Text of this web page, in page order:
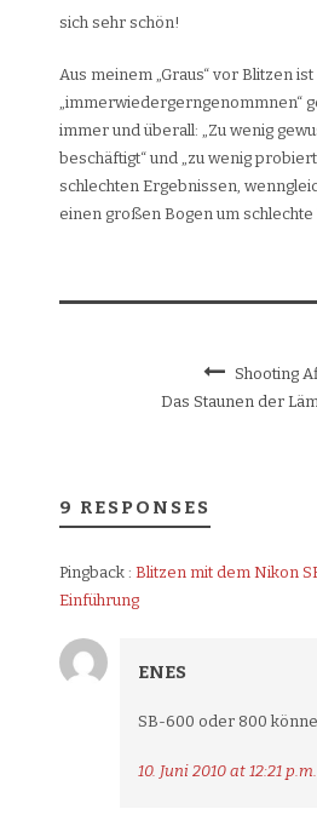
sich sehr schön!
Aus meinem „Graus“ vor Blitzen
„immerwiedergerngenommnen“
immer und überall: „Zu wenig
beschäftigt“ und „zu wenig
schlechten Ergebnissen,
einen großen Bogen um
Shooting
Das Staunen der
9 RESPONSES
Pingback : Blitzen mit dem Nikon
Einführung
ENES
SB-600 oder 800
10. Juni 2010 at 12:21 p.m.